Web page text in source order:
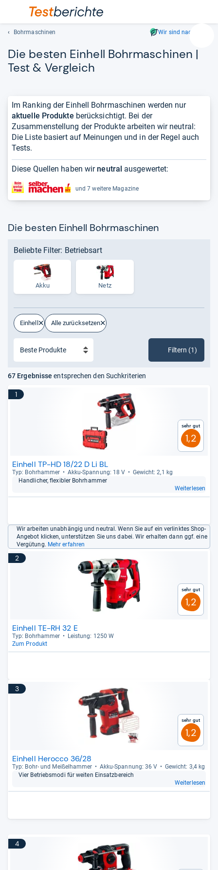
Geben
lassen
Bohrmaschinen Wir sind nachhaltig
Die bes­ten Ein­hell Bohr­ma­schi­nen |
Test & Ver­gleich
Im Ranking der Einhell Bohrmaschinen werden nur
aktuelle Produkte berücksichtigt. Bei der
Zusammenstellung der Produkte arbeiten wir neutral:
Die Liste basiert auf Meinungen und in der Regel auch
Tests.
Diese Quellen haben wir neutral ausgewertet:
und 7 weitere Magazine
Die besten Einhell Bohrmaschinen
Beliebte Filter: Betriebsart
Akku Netz
Einhell Alle zurücksetzen
Filtern (1)
67 Ergebnisse entsprechen den Suchkriterien
1
Sehr gut
1,2
Einhell TP-HD 18/22 D Li BL
Typ: Bohr­ham­mer Akku-​Span­nung: 18 V
Gewicht: 2,1 kg
Hand­li­cher, fle­xibler Bohr­ham­mer
Weiterlesen
Wir arbeiten unabhängig und neutral. Wenn Sie auf ein verlinktes Shop-
Angebot klicken, unterstützen Sie uns dabei. Wir erhalten dann ggf. eine
Vergütung. Mehr erfahren
2
Sehr gut
1,2
Einhell TE-RH 32 E
Typ: Bohr­ham­mer
Leis­tung: 1250 W
Zum Produkt
3
Sehr gut
1,2
Einhell Herocco 36/28
Typ: Bohr-​ und Mei­ßel­ham­mer Akku-​Span­nung: 36 V
Gewicht: 3,4 kg
Vier Betriebs­modi für wei­ten Ein­satz­be­reich
Weiterlesen
4